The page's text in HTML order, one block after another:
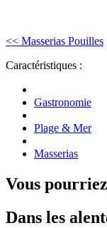
<< Masserias Pouilles
Caractéristiques :
Gastronomie
Plage & Mer
Masserias
Vous
Dans les